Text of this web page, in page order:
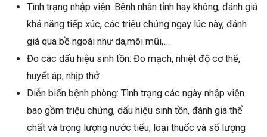
Tình trạng nhập viện: Bệnh nhân tỉnh hay không, đánh giá
khả năng tiếp xúc, các triệu chứng ngay lúc này, đánh
giá qua bề ngoài như da,môi mũi,…
Đo các dấu hiệu sinh tồn: Đo mạch, nhiệt độ cơ thể,
huyết áp, nhịp thở.
Diễn biến bệnh phòng: Tình trạng các ngày nhập viện
bao gồm triệu chứng, dấu hiệu sinh tồn, đánh giá thể
chất và trọng lượng nước tiểu, loại thuốc và số lượng